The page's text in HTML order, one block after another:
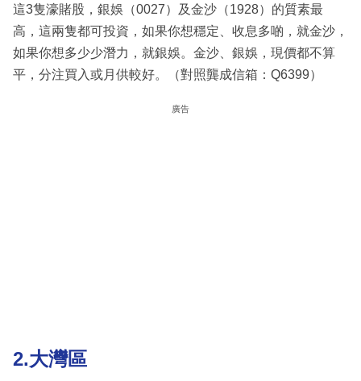
這3隻濠賭股，銀娛（0027）及金沙（1928）的質素最
高，這兩隻都可投資，如果你想穩定、收息多啲，就金沙，
如果你想多少少潛力，就銀娛。金沙、銀娛，現價都不算
平，分注買入或月供較好。（對照龔成信箱：Q6399）
廣告
2.大灣區